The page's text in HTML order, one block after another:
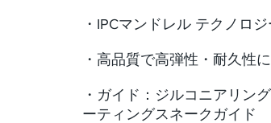
・IPCマンドレル テクノロ
・高品質で高弾性・耐久性
・ガイド：ジルコニアリン
ーティングスネークガイド